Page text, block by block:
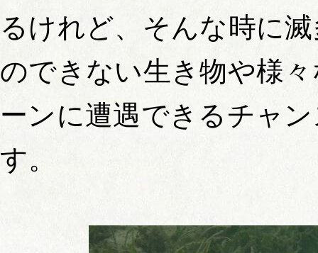
るけれど、そんな時に
のできない生き物や様
ーンに遭遇できるチャ
す。